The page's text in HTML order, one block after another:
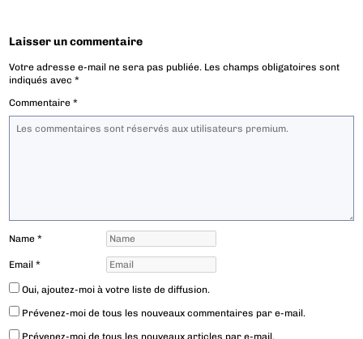
Laisser un commentaire
Votre adresse e-mail ne sera pas publiée. Les champs obligatoires sont
indiqués avec*
Commentaire*
Name*
Email*
Oui, ajoutez-moi à votre liste de diffusion.
Prévenez-moi de tous les nouveaux commentaires par e-mail.
Prévenez-moi de tous les nouveaux articles par e-mail.